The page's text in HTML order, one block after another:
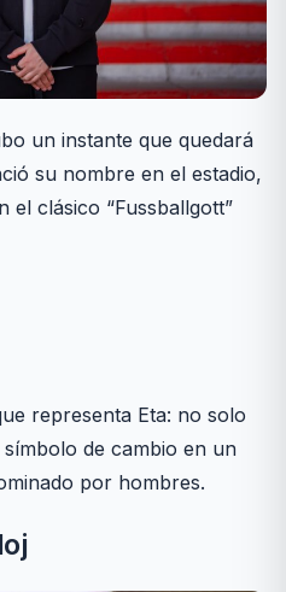
un instante que quedará
su nombre en el estadio,
el clásico “Fussballgott”
representa Eta: no solo
de cambio en un
por hombres.